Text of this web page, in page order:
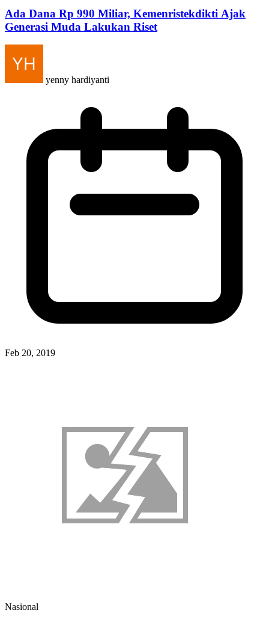
Ada Dana Rp 990 Miliar, Kemenristekdikti Ajak
Generasi Muda Lakukan Riset
yenny hardiyanti
Feb 20, 2019
Nasional